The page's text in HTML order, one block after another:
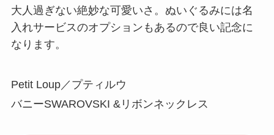
大人過ぎない絶妙な可愛いさ。ぬいぐるみには名
入れサービスのオプションもあるので良い記念に
なります。
Petit Loup／プティルウ
バニーSWAROVSKI &リボンネックレス